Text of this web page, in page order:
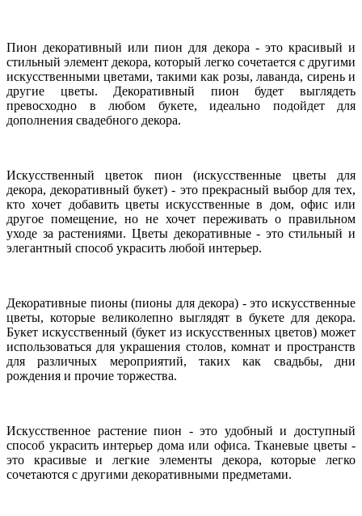
Пион декоративный или пион для декора - это красивый и
стильный элемент декора, который легко сочетается с другими
искусственными цветами, такими как розы, лаванда, сирень и
другие цветы. Декоративный пион будет выглядеть
превосходно в любом букете, идеально подойдет для
дополнения свадебного декора.
Искусственный цветок пион (искусственные цветы для
декора, декоративный букет) - это прекрасный выбор для тех,
кто хочет добавить цветы искусственные в дом, офис или
другое помещение, но не хочет переживать о правильном
уходе за растениями. Цветы декоративные - это стильный и
элегантный способ украсить любой интерьер.
Декоративные пионы (пионы для декора) - это искусственные
цветы, которые великолепно выглядят в букете для декора.
Букет искусственный (букет из искусственных цветов) может
использоваться для украшения столов, комнат и пространств
для различных мероприятий, таких как свадьбы, дни
рождения и прочие торжества.
Искусственное растение пион - это удобный и доступный
способ украсить интерьер дома или офиса. Тканевые цветы -
это красивые и легкие элементы декора, которые легко
сочетаются с другими декоративными предметами.